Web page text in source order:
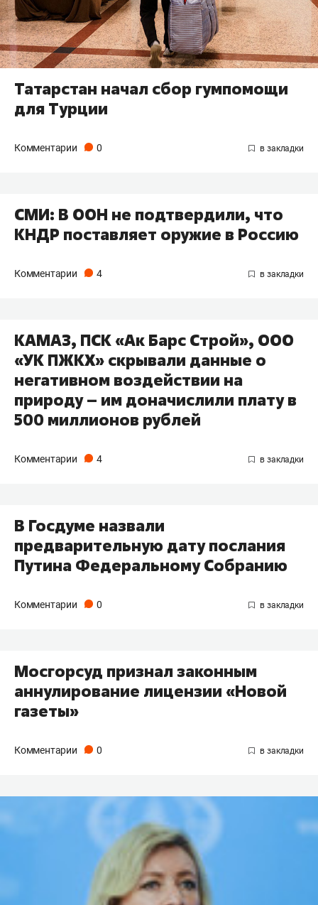
Татарстан начал сбор гумпомощи
для Турции
Комментарии 0
СМИ: В ООН не подтвердили, что
КНДР поставляет оружие в Россию
Комментарии 4
КАМАЗ, ПСК «Ак Барс Строй», ООО
«УК ПЖКХ» скрывали данные о
негативном воздействии на
природу​ – им доначислили плату в
500 миллионов рублей
Комментарии 4
В Госдуме назвали
предварительную дату послания
Путина Федеральному Собранию
Комментарии 0
Мосгорсуд признал законным
аннулирование лицензии «Новой
газеты»
Комментарии 0